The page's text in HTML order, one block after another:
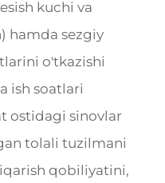
kuchi va
hamda sezgiy
o'tkazishi
ish soatlari
ostidagi sinovlar
tolali tuzilmani
qobiliyatini,